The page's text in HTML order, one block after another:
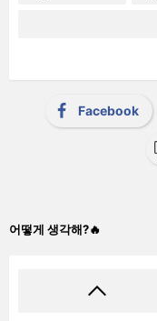
Facebook
어떻게 생각해?🔥